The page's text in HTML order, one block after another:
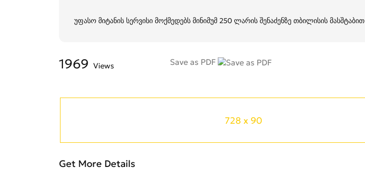
უფასო მიტანის სერვისი მოქმედებს მინიმუმ 250 ლარის შენაძენზე თბილისის მასშტაბით
Save as PDF
1969 Views
728 x 90
Get More Details